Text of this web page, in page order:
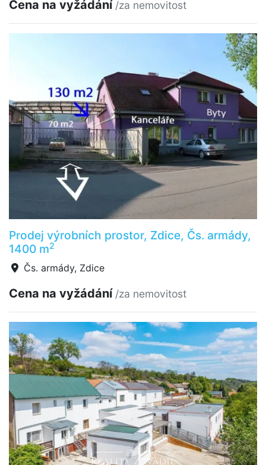
Cena na vyžádání /za nemovitost
Prodej výrobních prostor, Zdice, Čs. armády,
1400 m2
Čs. armády, Zdice
Cena na vyžádání /za nemovitost